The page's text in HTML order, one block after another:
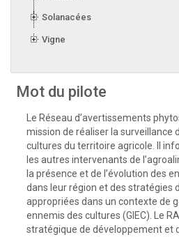
Solanacées
Vigne
Mot du pilote
Le Réseau d’avertissements
mission de réaliser la surveillance
cultures du territoire agricole. Il
les autres intervenants de
la présence et de l’évolution des
dans leur région et des stratégies
appropriées dans un contexte de
ennemis des cultures (GIEC). Le
stratégique de développement et